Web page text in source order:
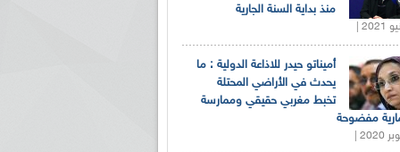
منذ بداية السنة الجارية
أميناتو حيدر للاذاعة الدولية : ما
يحدث في الأراضي المحتلة
تخبط مغربي حقيقي وممارسة
مفضوحة